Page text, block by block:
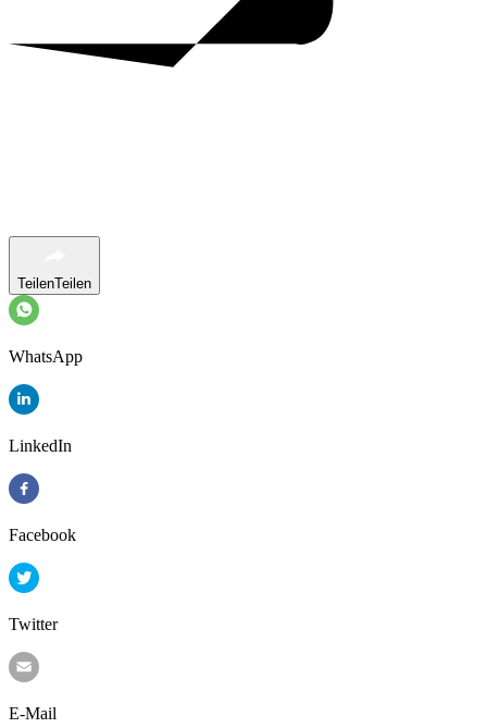
TeilenTeilen
WhatsApp
LinkedIn
Facebook
Twitter
E-Mail